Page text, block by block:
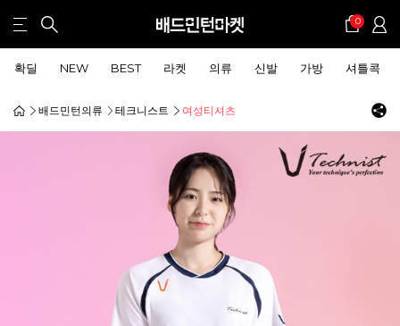
0
확딜 NEW BEST 라켓 의류 신발 가방 셔틀콕
배드민턴의류 테크니스트 여성티셔츠